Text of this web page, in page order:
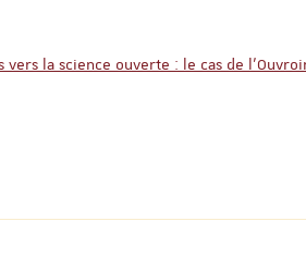
vers la science ouverte : le cas de